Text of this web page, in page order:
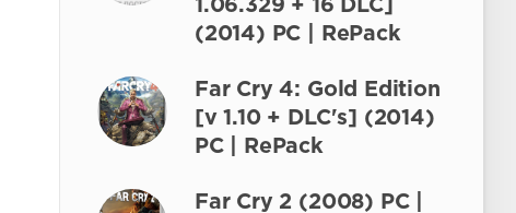
1.06.329 + 16 DLC]
(2014) PC | RePack
Far Cry 4: Gold Edition
[v 1.10 + DLC's] (2014)
PC | RePack
Far Cry 2 (2008) PC |